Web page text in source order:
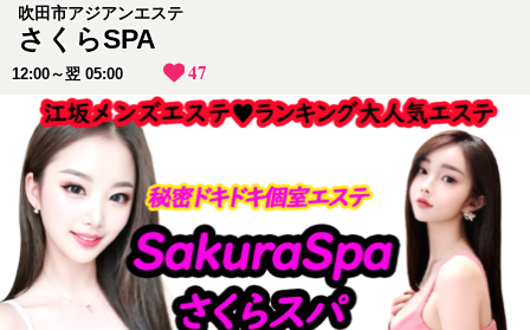
吹田市アジアンエステ
さくらSPA
12:00～翌 05:00 47